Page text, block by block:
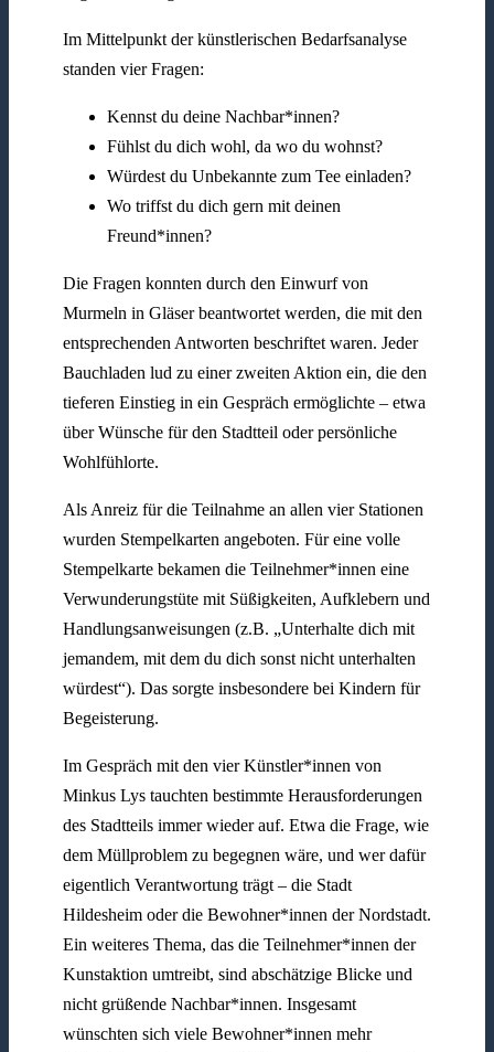
Im Mittelpunkt der künstlerischen Bedarfsanalyse
standen vier Fragen:
Kennst du deine Nachbar*innen?
Fühlst du dich wohl, da wo du wohnst?
Würdest du Unbekannte zum Tee einladen?
Wo triffst du dich gern mit deinen
Freund*innen?
Die Fragen konnten durch den Einwurf von
Murmeln in Gläser beantwortet werden, die mit den
entsprechenden Antworten beschriftet waren. Jeder
Bauchladen lud zu einer zweiten Aktion ein, die den
tieferen Einstieg in ein Gespräch ermöglichte – etwa
über Wünsche für den Stadtteil oder persönliche
Wohlfühlorte.
Als Anreiz für die Teilnahme an allen vier Stationen
wurden Stempelkarten angeboten. Für eine volle
Stempelkarte bekamen die Teilnehmer*innen eine
Verwunderungstüte mit Süßigkeiten, Aufklebern und
Handlungsanweisungen (z.B. „Unterhalte dich mit
jemandem, mit dem du dich sonst nicht unterhalten
würdest“). Das sorgte insbesondere bei Kindern für
Begeisterung.
Im Gespräch mit den vier Künstler*innen von
Minkus Lys tauchten bestimmte Herausforderungen
des Stadtteils immer wieder auf. Etwa die Frage, wie
dem Müllproblem zu begegnen wäre, und wer dafür
eigentlich Verantwortung trägt – die Stadt
Hildesheim oder die Bewohner*innen der Nordstadt.
Ein weiteres Thema, das die Teilnehmer*innen der
Kunstaktion umtreibt, sind abschätzige Blicke und
nicht grüßende Nachbar*innen. Insgesamt
wünschten sich viele Bewohner*innen mehr